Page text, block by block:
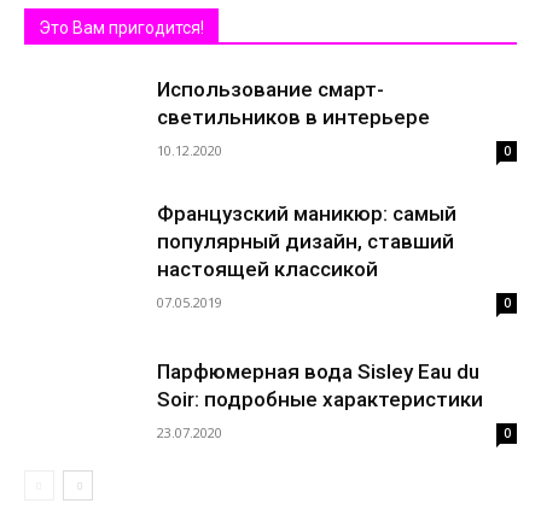
Это Вам пригодится!
Использование смарт-
светильников в интерьере
10.12.2020 0
Французский маникюр: самый
популярный дизайн, ставший
настоящей классикой
07.05.2019 0
Парфюмерная вода Sisley Eau du
Soir: подробные характеристики
23.07.2020 0